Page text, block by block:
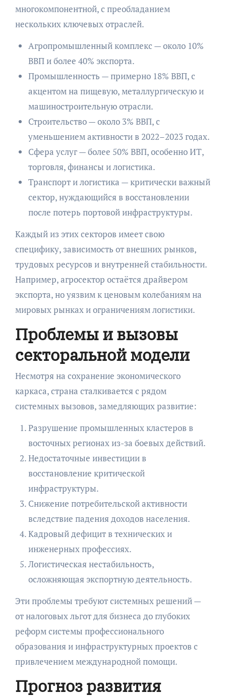
многокомпонентной, с преобладанием
нескольких ключевых отраслей.
Агропромышленный комплекс — около 10%
ВВП и более 40% экспорта.
Промышленность — примерно 18% ВВП, с
акцентом на пищевую, металлургическую и
машиностроительную отрасли.
Строительство — около 3% ВВП, с
уменьшением активности в 2022–2023 годах.
Сфера услуг — более 50% ВВП, особенно ИТ,
торговля, финансы и логистика.
Транспорт и логистика — критически важный
сектор, нуждающийся в восстановлении
после потерь портовой инфраструктуры.
Каждый из этих секторов имеет свою
специфику, зависимость от внешних рынков,
трудовых ресурсов и внутренней стабильности.
Например, агросектор остаётся драйвером
экспорта, но уязвим к ценовым колебаниям на
мировых рынках и ограничениям логистики.
Проблемы и вызовы
секторальной модели
Несмотря на сохранение экономического
каркаса, страна сталкивается с рядом
системных вызовов, замедляющих развитие:
Разрушение промышленных кластеров в
восточных регионах из-за боевых действий.
Недостаточные инвестиции в
восстановление критической
инфраструктуры.
Снижение потребительской активности
вследствие падения доходов населения.
Кадровый дефицит в технических и
инженерных профессиях.
Логистическая нестабильность,
осложняющая экспортную деятельность.
Эти проблемы требуют системных решений —
от налоговых льгот для бизнеса до глубоких
реформ системы профессионального
образования и инфраструктурных проектов с
привлечением международной помощи.
Прогноз развития